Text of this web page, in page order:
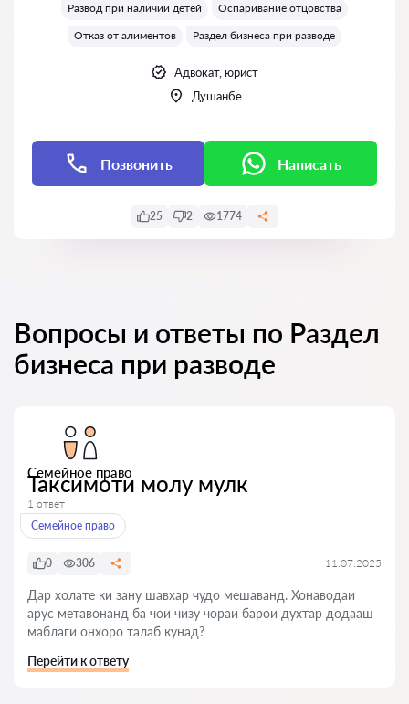
Развод при наличии детей
Оспаривание отцовства
Отказ от алиментов
Раздел бизнеса при разводе
Адвокат, юрист
Душанбе
Позвонить Написать
25 2 1774
Вопросы и ответы по Раздел
бизнеса при разводе
Семейное право
Таксимоти молу мулк
1 ответ
Семейное право
0 306 11.07.2025
Дар холате ки зану шавхар чудо мешаванд. Хонаводаи
арус метавонанд ба чои чизу чораи барои духтар додааш
маблаги онхоро талаб кунад?
Перейти к ответу